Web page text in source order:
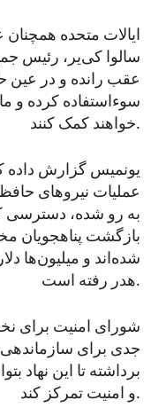
ایالات متحده
سالوا کی‌یر، رئیس‌
عقب رانده و در عین
سوءاستفاده کرده و
خواهند کمک کنند.
به ‌رو شده‌، دسترسی
بازگشت پناهجویان
شده‌اند و میلیون‌ها
هدر رفته است.
شورای امنیت برای
جدی برای
برداشته تا این نهاد
و امنیت تمرکز کند.